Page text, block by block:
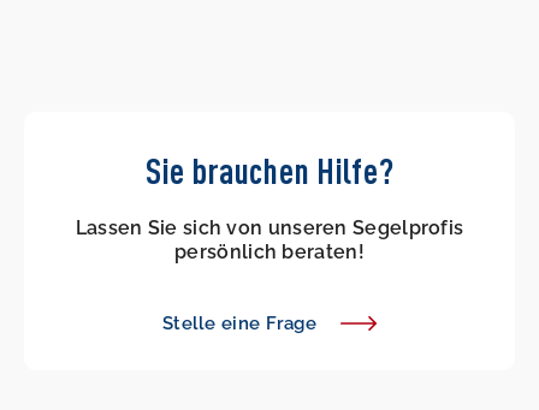
Sie brauchen Hilfe?
Lassen Sie sich von unseren Segelprofis
persönlich beraten!
Stelle eine Frage